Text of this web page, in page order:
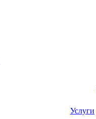
Услуги